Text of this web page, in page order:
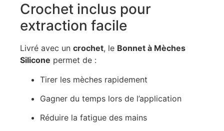
Crochet inclus pour
extraction facile
Livré avec un crochet, le Bonnet à Mèches
Silicone permet de :
Tirer les mèches rapidement
Gagner du temps lors de l’application
Réduire la fatigue des mains